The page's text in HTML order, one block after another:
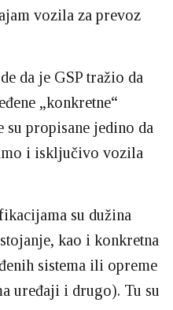
vozila za prevoz
da je GSP tražio da
„konkretne“
propisane jedino da
i isključivo vozila
su dužina
kao i konkretna
sistema ili opreme
uređaji i drugo). Tu su